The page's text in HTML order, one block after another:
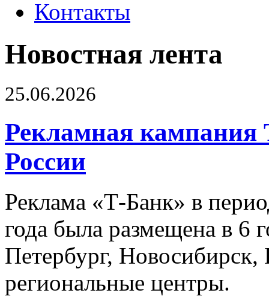
Контакты
Новостная лента
25.06.2026
Рекламная кампания
России
Реклама «Т-Банк» в
года была размещена в 6
Петербург,
региональные центры.